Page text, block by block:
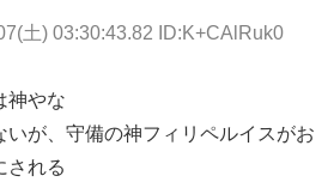
土) 03:30:43.82 ID:K+CAlRuk0
神やな
いが、守備の神フィリペルイスがお
される